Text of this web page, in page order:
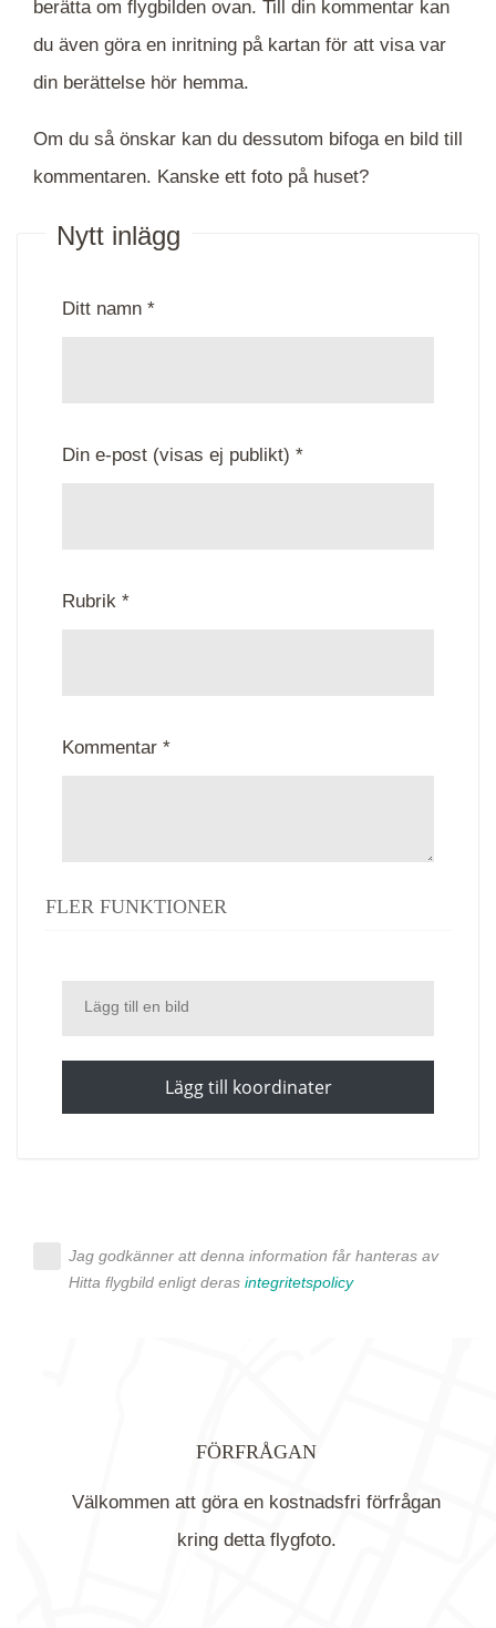
berätta om flygbilden ovan. Till din kommentar kan
du även göra en inritning på kartan för att visa var
din berättelse hör hemma.
Om du så önskar kan du dessutom bifoga en bild till
kommentaren. Kanske ett foto på huset?
Nytt inlägg
Ditt namn *
Din e-post (visas ej publikt) *
Rubrik *
Kommentar *
FLER FUNKTIONER
Lägg till en bild
Lägg till koordinater
Jag godkänner att denna information får hanteras av
Hitta flygbild enligt deras integritetspolicy
FÖRFRÅGAN
Välkommen att göra en kostnadsfri förfrågan
kring detta flygfoto.